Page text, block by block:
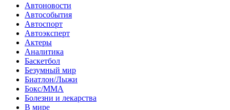
Автоновости
Автособытия
Автоспорт
Автоэксперт
Актеры
Аналитика
Баскетбол
Безумный мир
Биатлон/Лыжи
Бокс/MMA
Болезни и лекарства
В мире